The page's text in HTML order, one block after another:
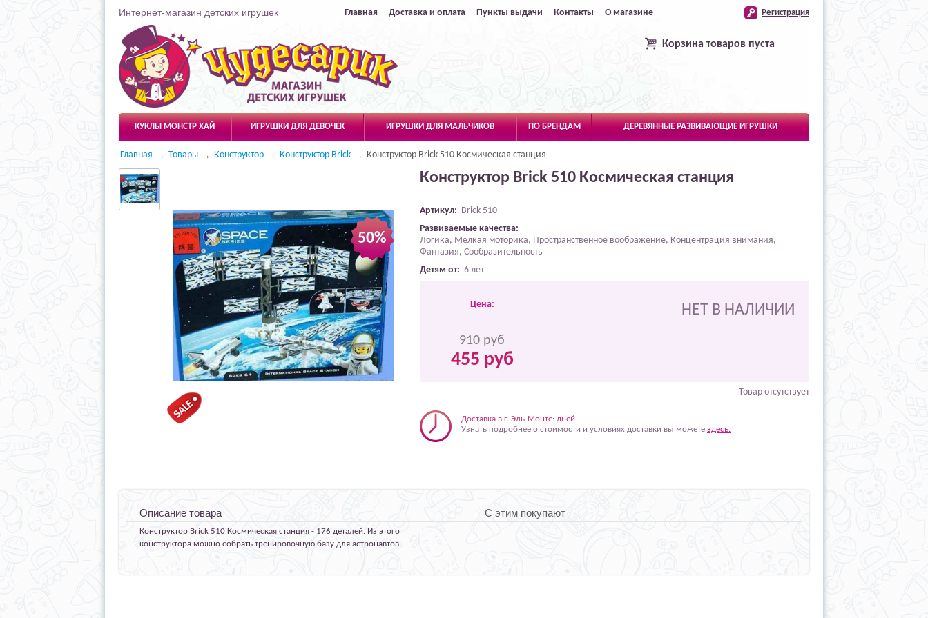
Интернет-магазин детских игрушек Главная Доставка и оплата Пункты выдачи Контакты О магазине Регистрация
Чудесарик
Корзина товаров пуста
КУКЛЫ МОНСТР ХАЙ ИГРУШКИ ДЛЯ ДЕВОЧЕК ИГРУШКИ ДЛЯ МАЛЬЧИКОВ ПО БРЕНДАМ ДЕРЕВЯННЫЕ РАЗВИВАЮЩИЕ ИГРУШКИ
Главная Товары Конструктор Конструктор Brick Конструктор Brick 510 Космическая станция
50%
Конструктор Brick 510 Космическая станция
Артикул: Brick-510
Развиваемые качества:
Логика, Мелкая моторика, Пространственное воображение, Концентрация внимания,
Фантазия, Сообразительность
Детям от: 6 лет
НЕТ В НАЛИЧИИ
Цена:
910 руб
455 руб
Товар отсутствует
Доставка в г. Эль-Монте: дней
Узнать подробнее о стоимости и условиях доставки вы можете здесь.
Описание товара С этим покупают
Конструктор Brick 510 Космическая станция - 176 деталей. Из этого
конструктора можно собрать тренировочную базу для астронавтов.